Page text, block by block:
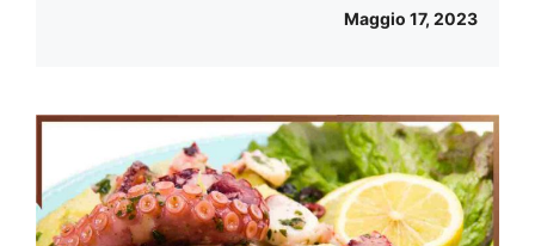
Maggio 17, 2023